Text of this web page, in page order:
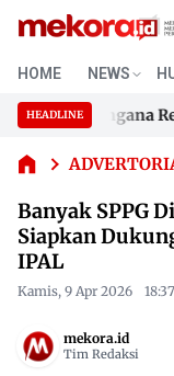
HOME NEWS
HEADLINE
Samusengana
Samusengana
SPPG
DLHK
Siapkan
Teknis
Percepat
Perbaikan
Banyak SPPG
Siapkan
IPAL
Kamis, 9 Apr 2026 18:37
mekora.id
Tim Redaksi